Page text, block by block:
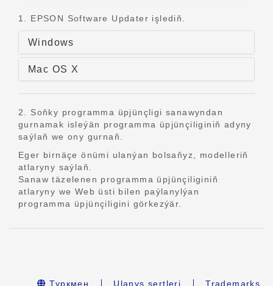
1. EPSON Software Updater işlediň.
Windows
Mac OS X
2. Soňky programma üpjünçligi sanawyndan
gurnamak isleýän programma üpjünçiliginiň adyny
saýlaň we ony gurnaň.
Eger birnäçe önümi ulanýan bolsaňyz, modelleriň
atlaryny saýlaň.
Sanaw täzelenen programma üpjünçiliginiň
atlaryny we Web üsti bilen paýlanylýan
programma üpjünçiligini görkezýär.
Туркмен Ulanyş şertleri Trademarks